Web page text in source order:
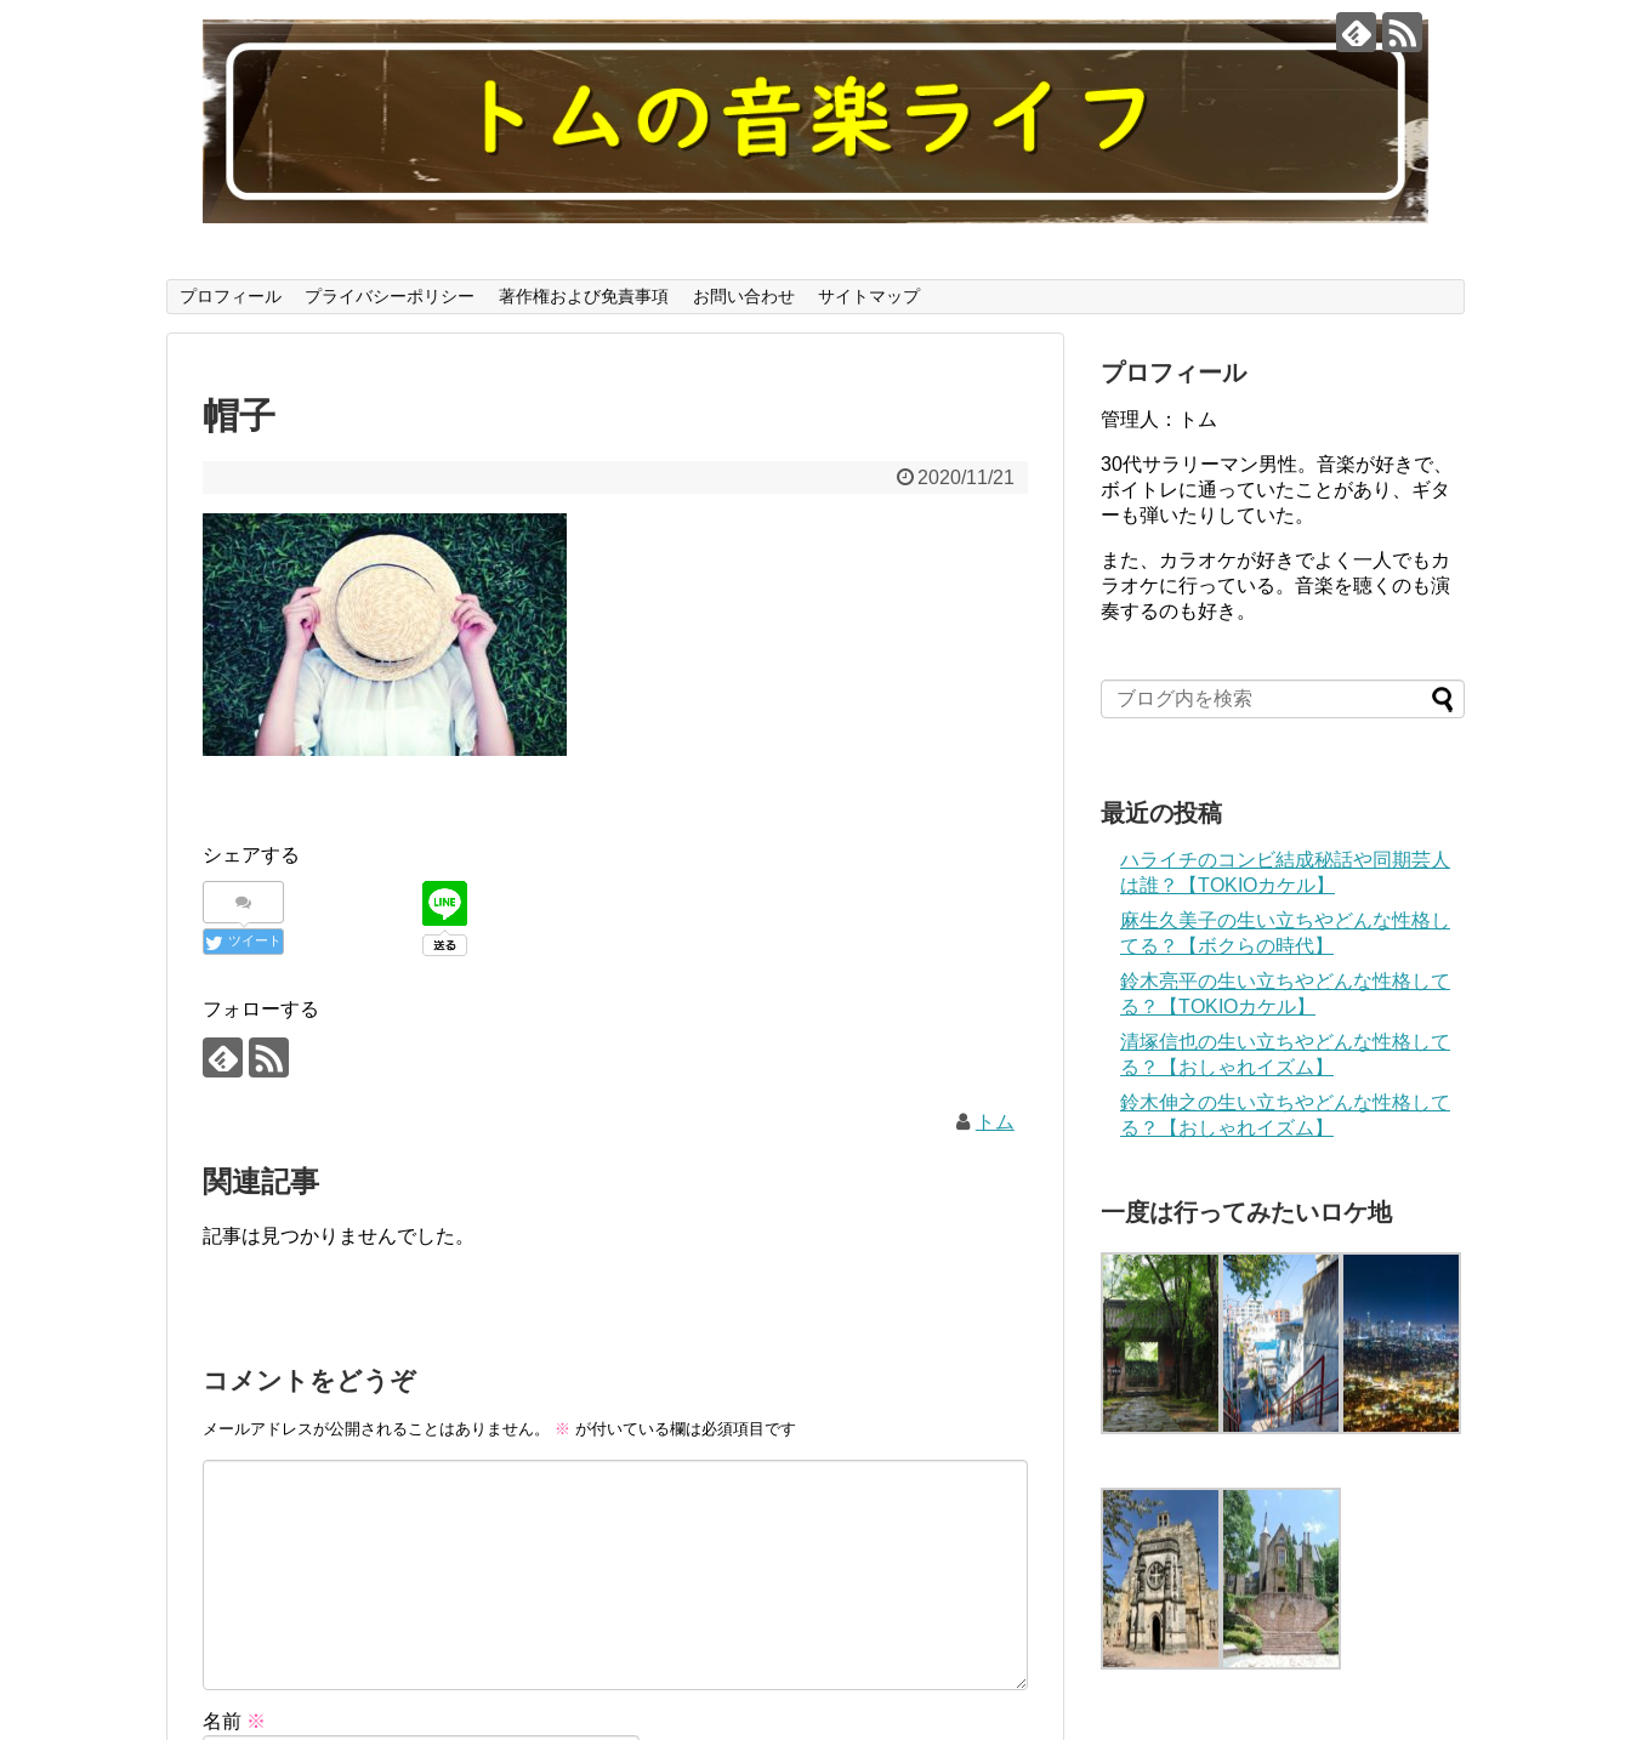
プロフィール プライバシーポリシー 著作権および免責事項 お問い合わせ サイトマップ
帽子
2020/11/21
シェアする
ツイート
フォローする
トム
関連記事
記事は見つかりませんでした。
コメントをどうぞ
メールアドレスが公開されることはありません。 ※ が付いている欄は必須項目です
名前 ※
プロフィール
管理人：トム
30代サラリーマン男性。音楽が好きで、
ボイトレに通っていたことがあり、ギタ
ーも弾いたりしていた。
また、カラオケが好きでよく一人でもカ
ラオケに行っている。音楽を聴くのも演
奏するのも好き。
最近の投稿
ハライチのコンビ結成秘話や同期芸人
は誰？【TOKIOカケル】
麻生久美子の生い立ちやどんな性格し
てる？【ボクらの時代】
鈴木亮平の生い立ちやどんな性格して
る？【TOKIOカケル】
清塚信也の生い立ちやどんな性格して
る？【おしゃれイズム】
鈴木伸之の生い立ちやどんな性格して
る？【おしゃれイズム】
一度は行ってみたいロケ地